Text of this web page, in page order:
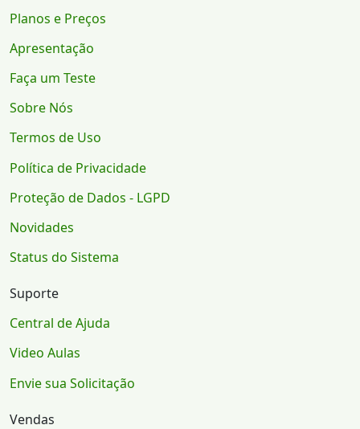
Planos e Preços
Apresentação
Faça um Teste
Sobre Nós
Termos de Uso
Política de Privacidade
Proteção de Dados - LGPD
Novidades
Status do Sistema
Suporte
Central de Ajuda
Video Aulas
Envie sua Solicitação
Vendas